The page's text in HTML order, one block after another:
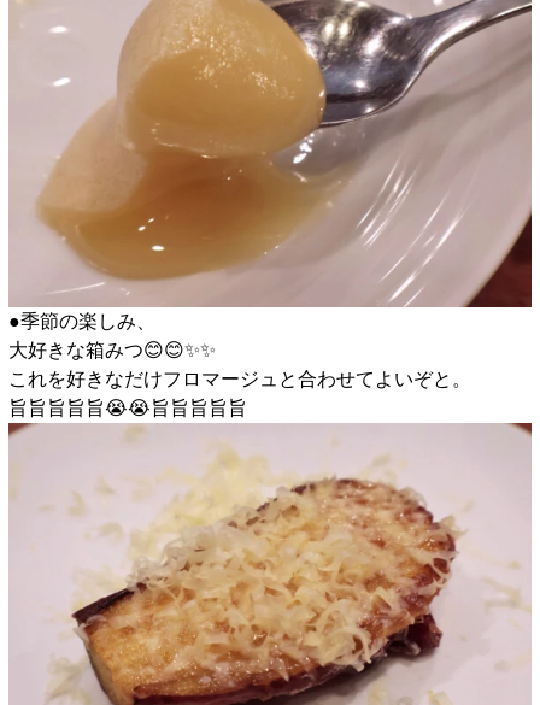
●季節の楽しみ、
大好きな箱みつ😊😊✨️✨️
これを好きなだけフロマージュと合わせてよいぞと。
旨旨旨旨旨😭😭旨旨旨旨旨